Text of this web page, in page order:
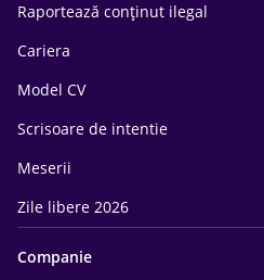
Raportează conținut ilegal
Cariera
Model CV
Scrisoare de intentie
Meserii
Zile libere 2026
Companie